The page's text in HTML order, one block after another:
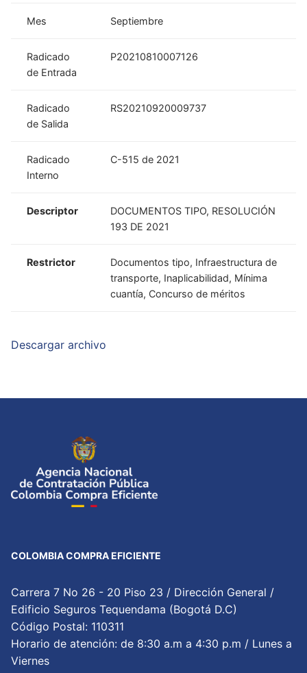
Mes Septiembre
Radicado
de Entrada
P20210810007126
Radicado
de Salida
RS20210920009737
Radicado
Interno
C-515 de 2021
Descriptor
DOCUMENTOS TIPO, RESOLUCIÓN
193 DE 2021
Restrictor
Documentos tipo, Infraestructura de
transporte, Inaplicabilidad, Mínima
cuantía, Concurso de méritos
Descargar archivo
COLOMBIA COMPRA EFICIENTE
Carrera 7 No 26 - 20 Piso 23 / Dirección General /
Edificio Seguros Tequendama (Bogotá D.C)
Código Postal: 110311
Horario de atención: de 8:30 a.m a 4:30 p.m / Lunes a
Viernes